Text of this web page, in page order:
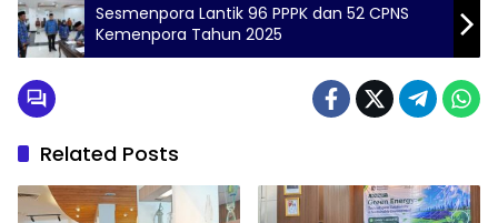
Sesmenpora Lantik 96 PPPK dan 52 CPNS
Kemenpora Tahun 2025
Related Posts